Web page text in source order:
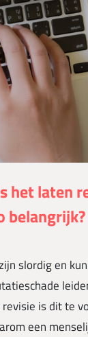
het laten
belangrijk?
slordig en
is dit te
een